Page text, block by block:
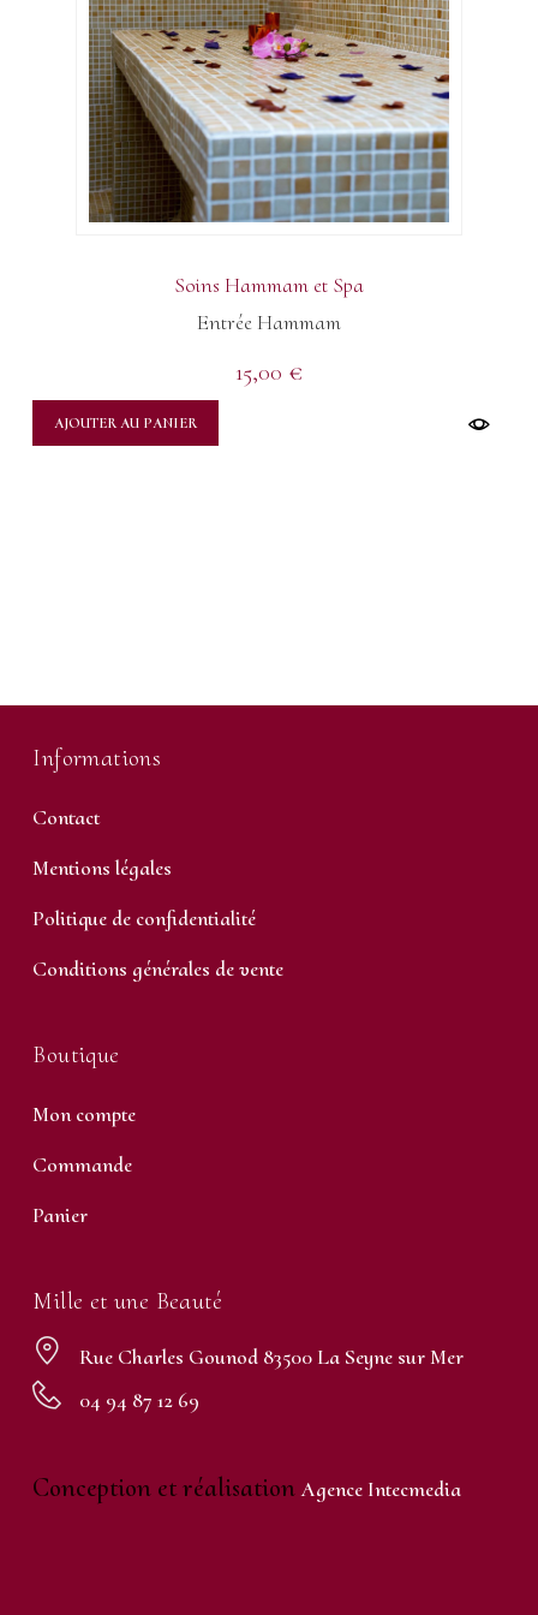
Soins Hammam et Spa
Entrée Hammam
15,00 €
AJOUTER AU PANIER
Informations
Contact
Mentions légales
Politique de confidentialité
Conditions générales de vente
Boutique
Mon compte
Commande
Panier
Mille et une Beauté
Rue Charles Gounod 83500 La Seyne sur Mer
04 94 87 12 69
Conception et réalisationAgence Intecmedia